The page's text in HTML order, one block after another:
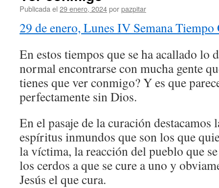
Publicada el 29 enero, 2024porpazpitar
29 de enero, Lunes IV Semana
En estos tiempos que se ha acallado lo
normal encontrarse con mucha gente
tienes que ver conmigo? Y es que
perfectamente sin Dios.
En el pasaje de la curación destacamos
espíritus inmundos que son los que
la víctima, la reacción del pueblo que
los cerdos a que se cure a uno y
Jesús el que cura.